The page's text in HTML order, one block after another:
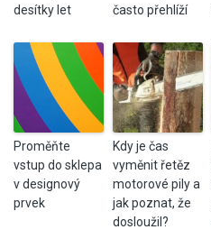
desítky let
často přehlíží
Proměňte
vstup do sklepa
v designový
prvek
Kdy je čas
vyměnit řetěz
motorové pily a
jak poznat, že
dosloužil?